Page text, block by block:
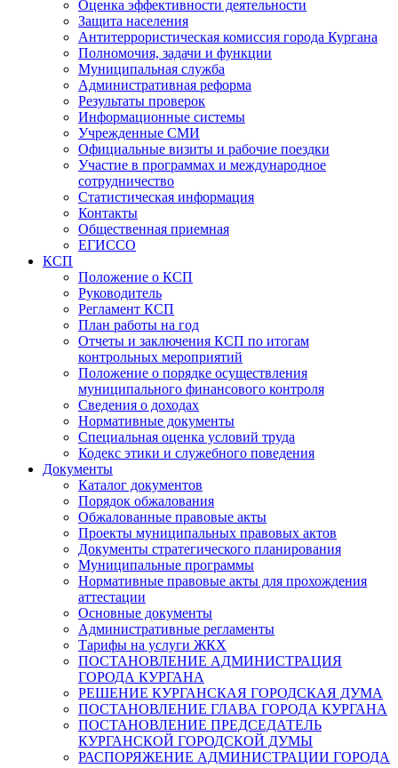
Оценка эффективности деятельности
Защита населения
Антитеррористическая комиссия города Кургана
Полномочия, задачи и функции
Муниципальная служба
Административная реформа
Результаты проверок
Информационные системы
Учрежденные СМИ
Официальные визиты и рабочие поездки
Участие в программах и международное
сотрудничество
Статистическая информация
Контакты
Общественная приемная
ЕГИССО
КСП
Положение о КСП
Руководитель
Регламент КСП
План работы на год
Отчеты и заключения КСП по итогам
контрольных мероприятий
Положение о порядке осуществления
муниципального финансового контроля
Сведения о доходах
Нормативные документы
Специальная оценка условий труда
Кодекс этики и служебного поведения
Документы
Каталог документов
Порядок обжалования
Обжалованные правовые акты
Проекты муниципальных правовых актов
Документы стратегического планирования
Муниципальные программы
Нормативные правовые акты для прохождения
аттестации
Основные документы
Административные регламенты
Тарифы на услуги ЖКХ
ПОСТАНОВЛЕНИЕ АДМИНИСТРАЦИЯ
ГОРОДА КУРГАНА
РЕШЕНИЕ КУРГАНСКАЯ ГОРОДСКАЯ ДУМА
ПОСТАНОВЛЕНИЕ ГЛАВА ГОРОДА КУРГАНА
ПОСТАНОВЛЕНИЕ ПРЕДСЕДАТЕЛЬ
КУРГАНСКОЙ ГОРОДСКОЙ ДУМЫ
РАСПОРЯЖЕНИЕ АДМИНИСТРАЦИИ ГОРОДА